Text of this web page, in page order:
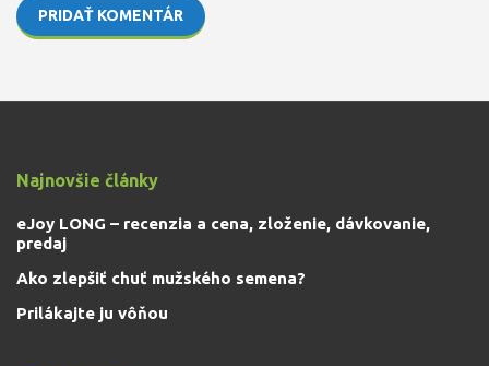
PRIDAŤ KOMENTÁR
Najnovšie články
eJoy LONG – recenzia a cena, zloženie, dávkovanie,
predaj
Ako zlepšiť chuť mužského semena?
Prilákajte ju vôňou